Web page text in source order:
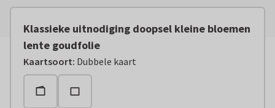
Klassieke uitnodiging doopsel kleine bloemen
lente goudfolie
Kaartsoort: Dubbele kaart